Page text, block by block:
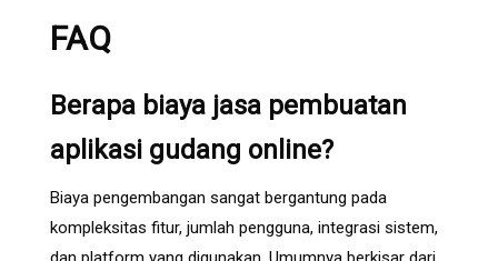
FAQ
Berapa biaya jasa pembuatan
aplikasi gudang online?
Biaya pengembangan sangat bergantung pada
kompleksitas fitur, jumlah pengguna, integrasi sistem,